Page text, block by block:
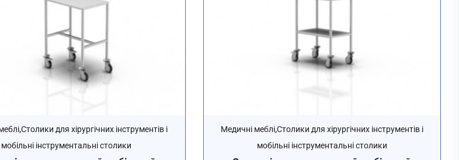
,Столики для хірургічних інструментів і
мобільні інструментальні столики
Медичні меблі,Столики для хірургічних інструментів і
мобільні інструментальні столики